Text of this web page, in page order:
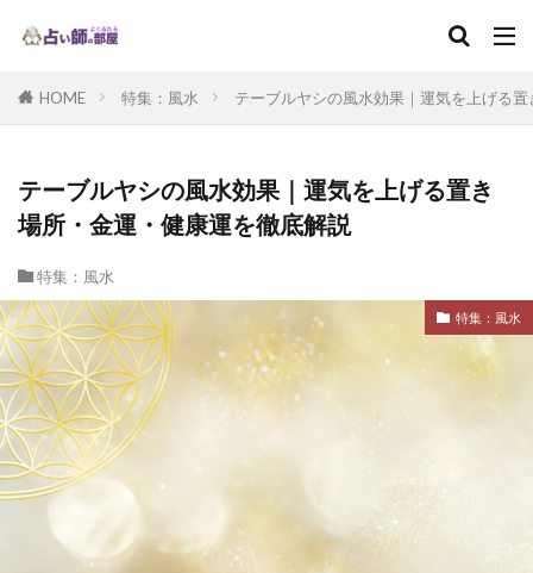
HOME 特集：風水 テーブルヤシの風水効果｜運気を上げる
テーブルヤシの風水効果｜運気を上げる置き
場所・金運・健康運を徹底解説
特集：風水
特集：風水